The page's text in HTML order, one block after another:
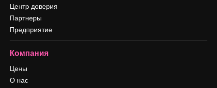
Центр доверия
Партнеры
Предприятие
Компания
Цены
О нас